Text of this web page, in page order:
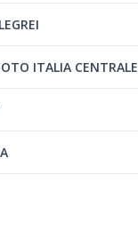
ITALIA CENTRALE